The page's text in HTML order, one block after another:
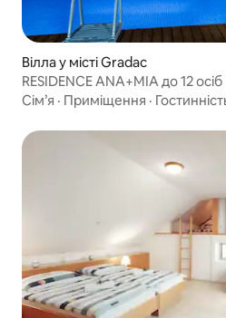
Вілла у місті Gradac
RESIDENCE ANA+MIA до 12 осіб
Сім’я · Приміщення ·